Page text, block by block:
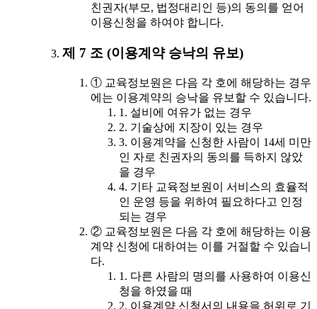
친권자(부모, 법정대리인 등)의 동의를 얻어
이용신청을 하여야 합니다.
제 7 조 (이용계약 승낙의 유보)
① 교육정보원은 다음 각 호에 해당하는 경우
에는 이용계약의 승낙을 유보할 수 있습니다.
1. 설비에 여유가 없는 경우
2. 기술상에 지장이 있는 경우
3. 이용계약을 신청한 사람이 14세 미만
인 자로 친권자의 동의를 득하지 않았
을 경우
4. 기타 교육정보원이 서비스의 효율적
인 운영 등을 위하여 필요하다고 인정
되는 경우
② 교육정보원은 다음 각 호에 해당하는 이용
계약 신청에 대하여는 이를 거절할 수 있습니
다.
1. 다른 사람의 명의를 사용하여 이용신
청을 하였을 때
2. 이용계약 신청서의 내용을 허위로 기